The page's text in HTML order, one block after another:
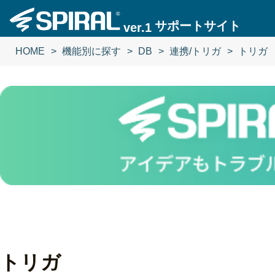
ver.1 サポートサイト
HOME 機能別に探す DB 連携/トリガ トリガ
トリガ